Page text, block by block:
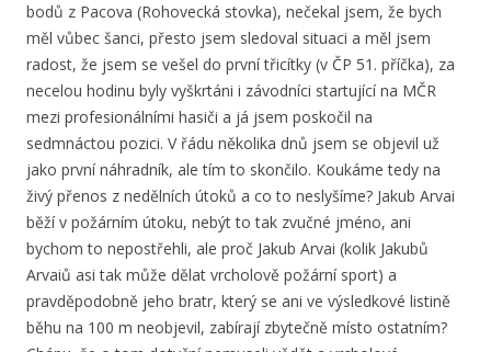
bodů z Pacova (Rohovecká stovka), nečekal jsem, že bych
měl vůbec šanci, přesto jsem sledoval situaci a měl jsem
radost, že jsem se vešel do první třicítky (v ČP 51. příčka), za
necelou hodinu byly vyškrtáni i závodníci startující na MČR
mezi profesionálními hasiči a já jsem poskočil na
sedmnáctou pozici. V řádu několika dnů jsem se objevil už
jako první náhradník, ale tím to skončilo. Koukáme tedy na
živý přenos z nedělních útoků a co to neslyšíme? Jakub Arvai
běží v požárním útoku, nebýt to tak zvučné jméno, ani
bychom to nepostřehli, ale proč Jakub Arvai (kolik Jakubů
Arvaiů asi tak může dělat vrcholově požární sport) a
pravděpodobně jeho bratr, který se ani ve výsledkové listině
běhu na 100 m neobjevil, zabírají zbytečně místo ostatním?